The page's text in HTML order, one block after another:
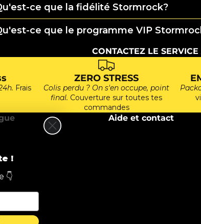
ce que la fidélité Stormrock?
ce que le programme VIP
CONTACTEZ LE
Frais
ZERO STRESS
Colis perdu ? On s'en occupe, point
final. Couverture sur toutes tes
commandes
Aide et contact
!
👇